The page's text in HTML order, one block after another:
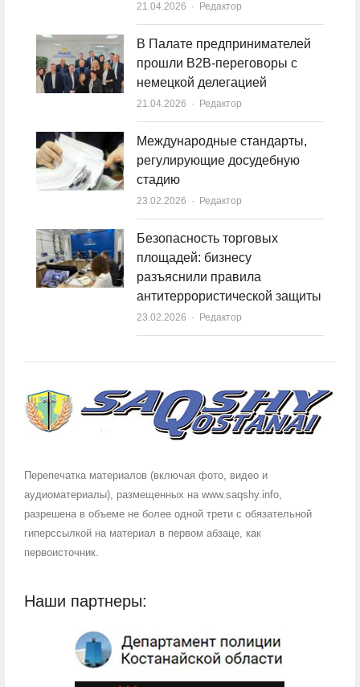
21.04.2026 Author
Редактор
В Палате предпринимателей
прошли B2B-переговоры с
немецкой делегацией
21.04.2026 Author
Редактор
Международные стандарты,
регулирующие досудебную
стадию
23.02.2026 Author
Редактор
Безопасность торговых
площадей: бизнесу
разъяснили правила
антитеррористической защиты
23.02.2026 Author
Редактор
Перепечатка материалов (включая фото, видео и
аудиоматериалы), размещенных на www.saqshy.info,
разрешена в объеме не более одной трети с обязательной
гиперссылкой на материал в первом абзаце, как
первоисточник.
Наши партнеры: